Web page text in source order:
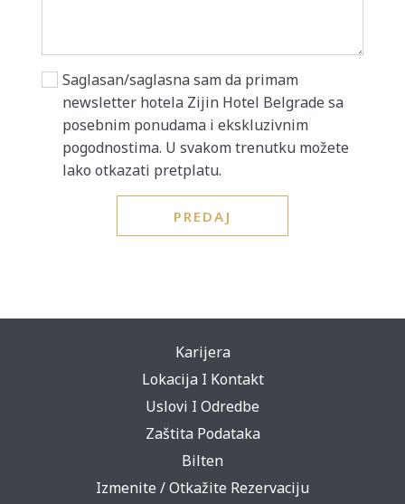
Saglasan/saglasna sam da primam
newsletter hotela Zijin Hotel Belgrade sa
posebnim ponudama i ekskluzivnim
pogodnostima. U svakom trenutku možete
lako otkazati pretplatu.
PREDAJ
Karijera
Lokacija I Kontakt
Uslovi I Odredbe
Zaštita Podataka
Bilten
Izmenite / Otkažite Rezervaciju